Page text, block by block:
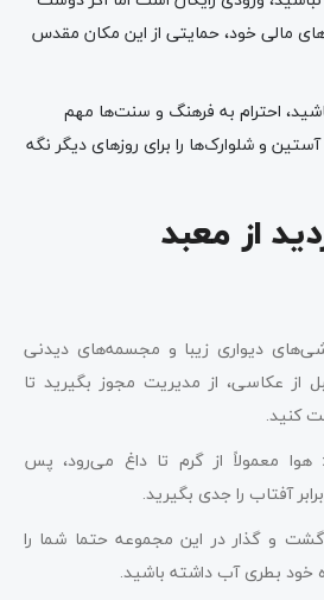
مالی خود، حمایتی از این مکان مقدس
احترام به فرهنگ و سنت‌ها مهم
و شلوارک‌ها را برای روزهای دیگر نگه
از معبد
دیواری زیبا و مجسمه‌های دیدنی
از عکاسی، از مدیریت مجوز بگیرید تا
کنید.
هوا معمولاً از گرم تا داغ می‌رود، پس
آفتاب را جدی بگیرید.
گشت و گذار در این مجموعه حتما شما را
خود بطری آب داشته باشید.